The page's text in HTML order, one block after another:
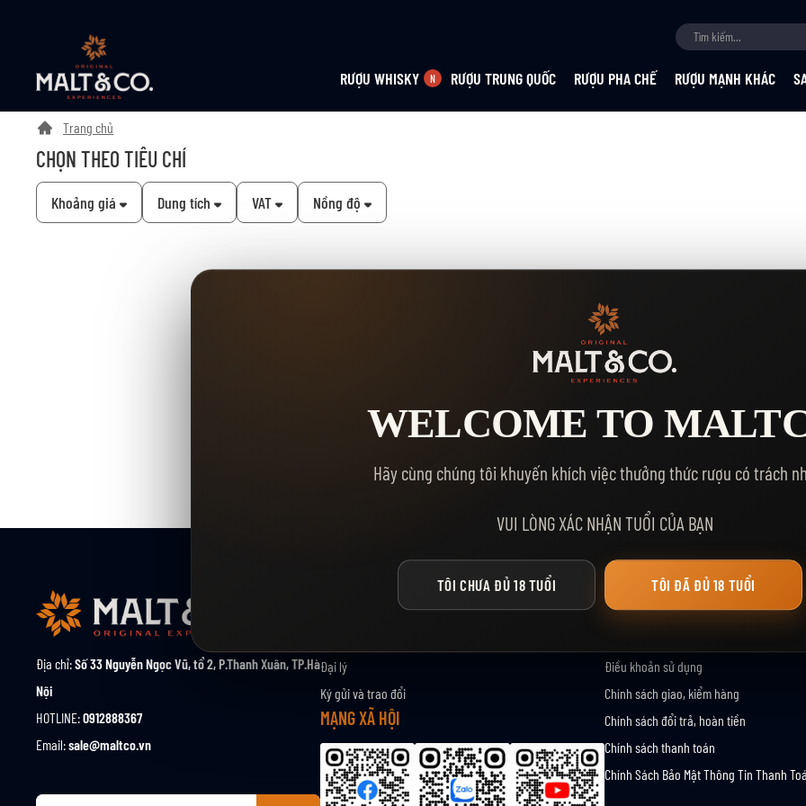
RƯỢU WHISKY RƯỢU TRUNG QUỐC RƯỢU PHA CHẾ RƯỢU MẠNH KHÁC
Trang chủ
CHỌN THEO TIÊU CHÍ
Khoảng giá Dung tích VAT Nồng độ
Địa chỉ:Số 33 Nguyễn Ngọc Vũ, tổ 2, P.Thanh Xuân, TP.Hà
Nội
HOTLINE:0912888367
Email:sale@maltco.vn
VỀ CHÚNG TÔI
Đại lý
Ký gửi và trao đổi
MẠNG XÃ HỘI
CHÍNH SÁCH & ĐIỀU KHOẢN
Điều khoản sử dụng
Chính sách giao, kiểm hàng
Chính sách đổi trả, hoàn tiền
Chính sách thanh toán
Chính Sách Bảo Mật Thông Tin Thanh
WELCOME TO
Hãy cùng chúng tôi khuyến khích việc thưởng thức rượu có trách
VUI LÒNG XÁC NHẬN TUỔI CỦA BẠN
TÔI CHƯA ĐỦ 18 TUỔI TÔI ĐÃ ĐỦ 18 TUỔI